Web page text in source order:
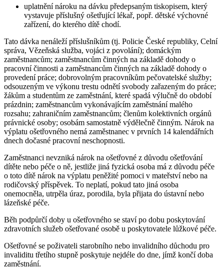
uplatnění nároku na dávku předepsaným tiskopisem, který
vystavuje příslušný ošetřující lékař, popř. dětské výchovné
zařízení, do kterého dítě chodí.
Tato dávka nenáleží příslušníkům (tj. Policie České republiky, Celní
správa, Vězeňská služba, vojáci z povolání); domáckým
zaměstnancům; zaměstnancům činných na základě dohody o
pracovní činnosti a zaměstnancům činných na základě dohody o
provedení práce; dobrovolným pracovníkům pečovatelské služby;
odsouzeným ve výkonu trestu odnětí svobody zařazeným do práce;
žákům a studentům ze zaměstnání, které spadá výlučně do období
prázdnin; zaměstnancům vykonávajícím zaměstnání malého
rozsahu; zahraničním zaměstnancům; členům kolektivních orgánů
právnické osoby; osobám samostatně výdělečně činným. Nárok na
výplatu ošetřovného nemá zaměstnanec v prvních 14 kalendářních
dnech dočasné pracovní neschopnosti.
Zaměstnanci nevzniká nárok na ošetřovné z důvodu ošetřování
dítěte nebo péče o ně, jestliže jiná fyzická osoba má z důvodu péče
o toto dítě nárok na výplatu peněžité pomoci v mateřství nebo na
rodičovský příspěvek. To neplatí, pokud tato jiná osoba
onemocněla, utrpěla úraz, porodila, byla přijata do ústavní nebo
lázeňské péče.
Běh podpůrčí doby u ošetřovného se staví po dobu poskytování
zdravotních služeb ošetřované osobě u poskytovatele lůžkové péče.
Ošetřovné se poživateli starobního nebo invalidního důchodu pro
invaliditu třetího stupně poskytuje nejdéle do dne, jímž končí doba
zaměstnání.